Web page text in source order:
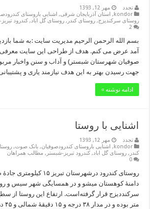
تجدد
مهر 12, 1393
kondor
, استان آذربایجان شرقی, اشنایی باروستای
روستای سرکندیزج,روستای کندر ,روستای گل اباد,کندرود
2
بسم الله الرحمن الرحیم مدیریت سایت :به شما
آمد عرض می کنم. هدف از طراحی این سایت
صوفیان شهرستان شبستر) و آداب و سنن واخبار
جهت رسیدن بهتر به این هدف نیازمند یاری و
ادامه نوشته »
اشنایی با روستا
تجدد
مهر 12, 1393
kondor
, اشنایی باروستای کندرودصوفیان, بانک صوت,
کندر ,روستای گل اباد,کندرود تبریز-شبستر , مطالب همراهان
0
روستای کندرود درشهرستان
دامنهٔ کوهستان میشو و در همسایگی شهر سیس و
متر بوده و در مدار ۳۸ درجه و ۱۵ دقیقهٔ شمالی و ۴۵ درجه و ۵۱ …